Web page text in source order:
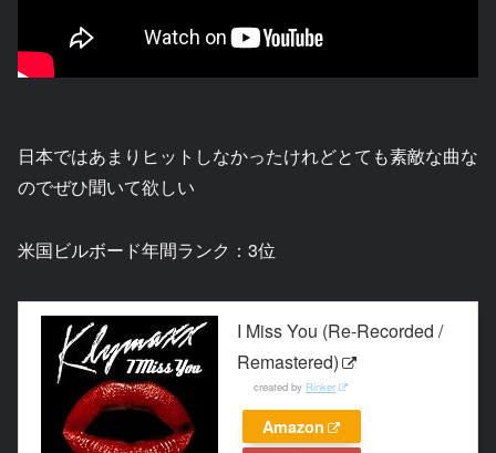
日本ではあまりヒットしなかったけれどとても素敵な曲な
のでぜひ聞いて欲しい
米国ビルボード年間ランク：3位
I Miss You (Re-Recorded /
Remastered)
created by Rinker
Amazon